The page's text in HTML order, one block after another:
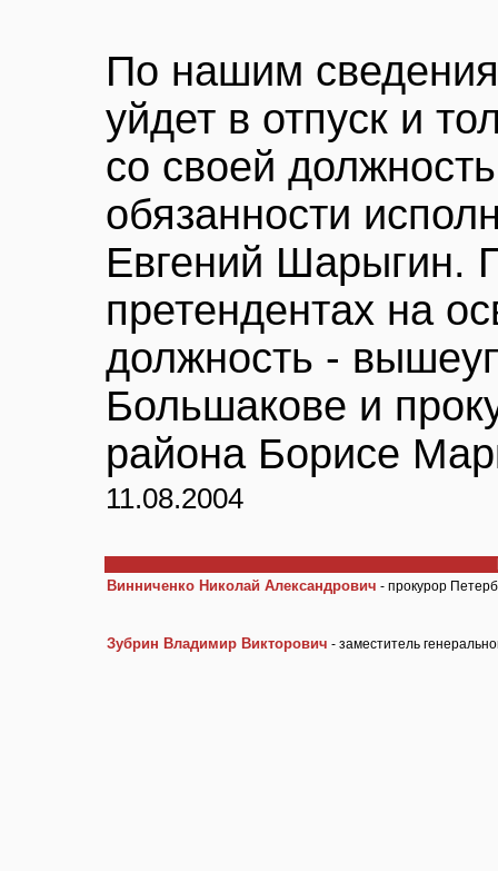
По нашим
уйдет в отпуск и
со своей
обязанности
Евгений Шарыгин.
претендентах на
должность -
Большакове и
района Борисе
11.08.2004
Винниченко Николай Александрович - прокурор
Зубрин Владимир Викторович - заместитель